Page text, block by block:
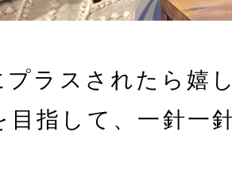
プラスされたら嬉
目指して、一針一